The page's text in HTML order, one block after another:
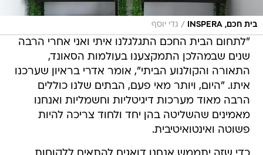
בית חכם, INSPERA / גדי יוסף
"לתחום הבית החכם התגלגלנו איתי ואני אחרי הרבה
שנים שבמהלכן התמקצענו בעולמות הסאונד,
התאורה והקולנוע הביתי", אומר אדרי בראיון שערכנו
איתו. "היום, ויותר מאי פעם, הבתים שלנו כוללים
הרבה מאוד מערכות דיגיטליות וחשמליות ואנחנו
מאמינים שהשליטה בהן יחד ולחוד צריכה להיות
פשוטה ואינטואיטיבית.